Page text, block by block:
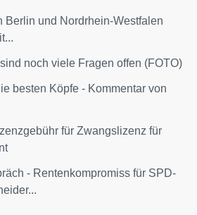
Berlin und Nordrhein-Westfalen
noch viele Fragen offen (FOTO)
besten Köpfe - Kommentar von
für Zwangslizenz für
- Rentenkompromiss für SPD-